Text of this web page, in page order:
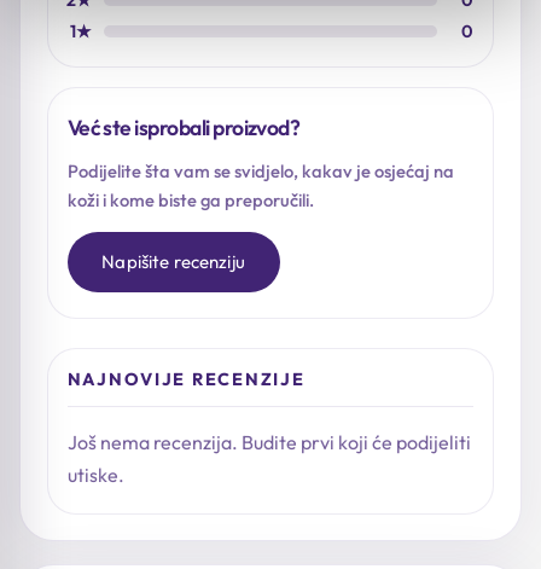
1★
0
Već ste isprobali proizvod?
Podijelite šta vam se svidjelo, kakav je osjećaj na
koži i kome biste ga preporučili.
Napišite recenziju
NAJNOVIJE RECENZIJE
Još nema recenzija. Budite prvi koji će podijeliti
utiske.